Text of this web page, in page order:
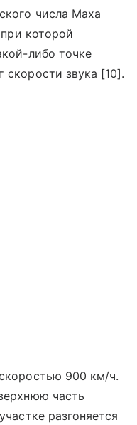
числа Маха
которой
либо точке
скорости звука [10].
900 км/ч.
часть
разгоняется